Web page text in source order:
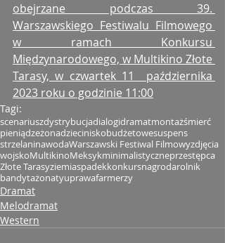
obejrzane podczas 39.
Warszawskiego Festiwalu Filmowego
w ramach Konkursu
Międzynarodowego, w Multikino Złote
Tarasy, w czwartek 11  października
2023 roku o godzinie 11:00
Tagi:
scenariuszdystrybucjadialogidramatmontażśmierć
pieniądzeżonadzieciniskobudżetowesuspens
strzelaninawodaWarszawski Festiwal Filmowyzdjęcia
wojskoMultikinoMeksykminimalistyczneprzestępca
Złote Tarasyziemiaspadekkonkursnagrodarolnik
bandytażonatyuprawafarmerzy
Dramat
Melodramat
Western